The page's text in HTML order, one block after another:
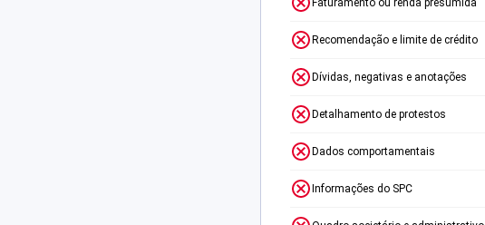
Recomendação e limite de crédito
Dívidas, negativas e anotações
Detalhamento de protestos
Dados comportamentais
Informações do SPC